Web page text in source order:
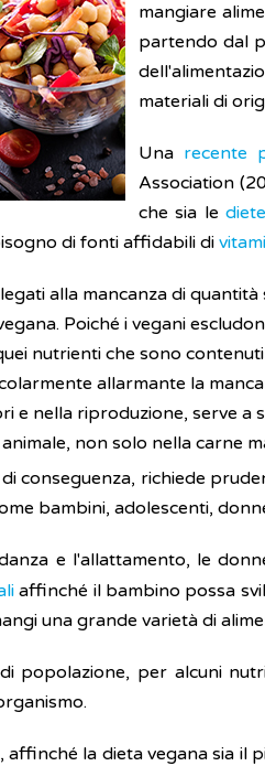
mangiare
partendo dal
materiali di
Una recente
Association
che sia le
di fonti affidabili di
alla mancanza di
Poiché i vegani
nutrienti che sono
allarmante la
e nella riproduzione, serve a
non solo nella carne
di conseguenza, richiede
bambini, adolescenti,
e l'allattamento, le
affinché il bambino possa
una grande varietà di
popolazione, per alcuni
affinché la dieta vegana sia